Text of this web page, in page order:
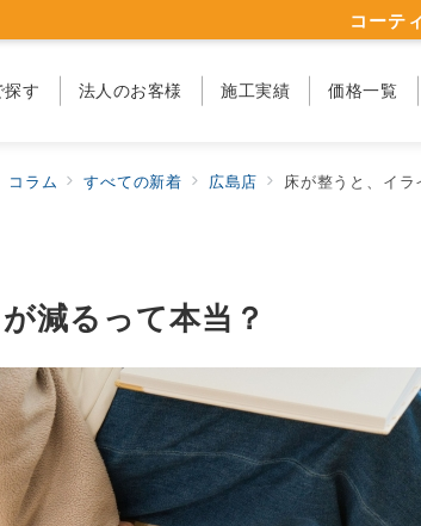
探す 法人のお客様 施工実績 価格一覧
コーテ
コラム すべての新着 広島店 床が整うと、イラ
減るって本当？